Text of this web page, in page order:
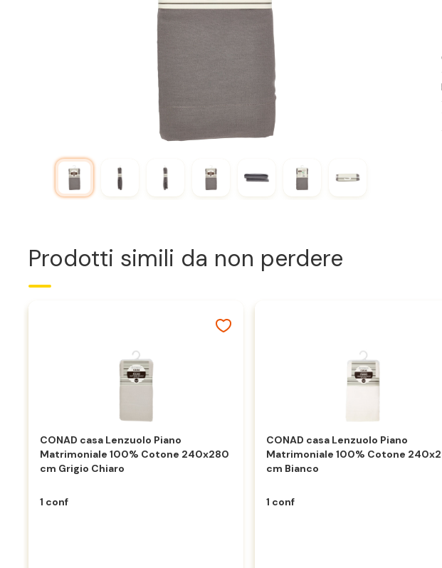
Prodotti simili da non perdere
CONAD casa Lenzuolo Piano
Matrimoniale 100% Cotone 240x280
cm Grigio Chiaro
1 conf
CONAD casa Lenzuolo Piano
Matrimoniale 100% Cotone
cm Bianco
1 conf